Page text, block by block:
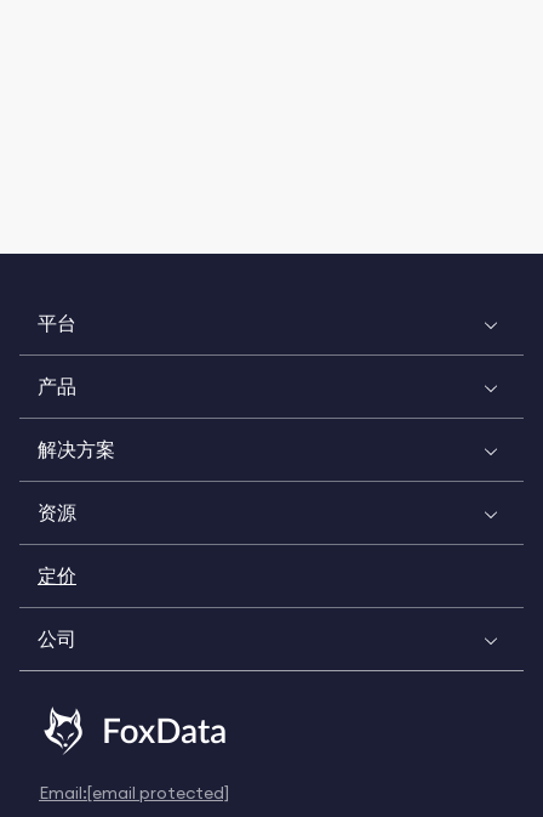
平台
产品
解决方案
资源
定价
公司
Email:[email protected]